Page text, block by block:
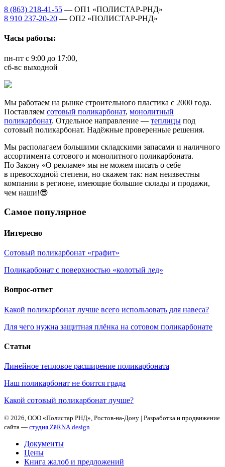
8 (863) 218-41-55 — ОП1 «ПОЛИСТАР-РНД»
8 910 237-20-20 — ОП2 «ПОЛИСТАР-РНД»
Часы работы:
пн-пт с 9:00 до 17:00,
сб-вс выходной
Мы работаем на рынке строительного пластика с 2000 года.
Поставляем сотовый поликарбонат, монолитный
поликарбонат. Отдельное направление — теплицы под
сотовый поликарбонат. Надёжные проверенные решения.
Мы располагаем большими складскими запасами и наличного
ассортимента сотового и монолитного поликарбоната.
По Закону «О рекламе» мы не можем писать о себе
в превосходной степени, но скажем так: нам неизвестны
компании в регионе, имеющие большие склады и продажи,
чем наши!😎
Самое популярное
Интересно
Сотовый поликарбонат «графит»
Поликарбонат с поверхностью «колотый лед»
Вопрос-ответ
Какой поликарбонат лучше всего использовать для навеса?
Для чего нужна защитная плёнка на сотовом поликарбонате
Статьи
Линейное тепловое расширение поликарбоната
Наш поликарбонат не боится града
Какой сотовый поликарбонат лучше?
© 2026, ООО «Полистар РНД», Ростов-на-Дону | Разработка и продвижение
сайта — студия ZēRNA.design
Документы
Цены
Книга жалоб и предложений